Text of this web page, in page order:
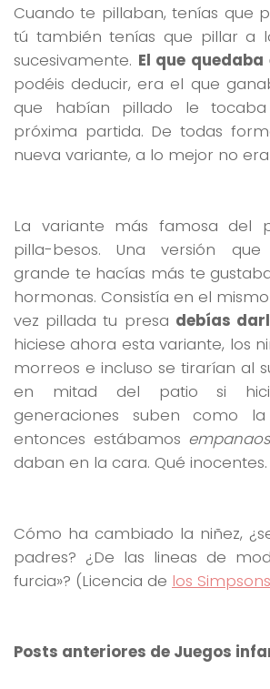
Cuando te pillaban, tenías que
tú también tenías que pillar a
sucesivamente. El que
podéis deducir, era el que
que habían pillado le
próxima partida. De todas
nueva variante, a lo mejor no
La variante más famosa del
pilla-besos. Una versión
grande te hacías más te
hormonas. Consistía en el
vez pillada tu presa debías
hiciese ahora esta variante, los
morreos e incluso se tirarían al
en mitad del patio si
generaciones suben como
entonces estábamos empanaos
daban en la cara. Qué inocentes.
Cómo ha cambiado la niñez,
padres? ¿De las lineas de
furcia»? (Licencia de los Simpsons
Posts anteriores de Juegos